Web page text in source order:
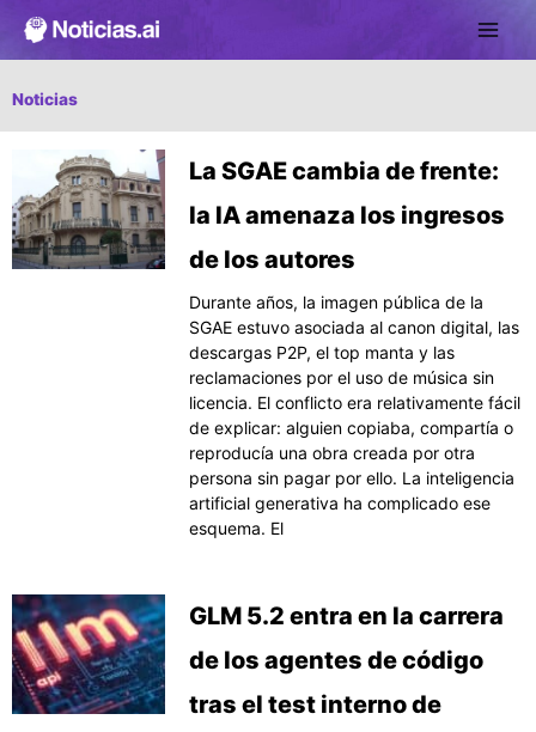
Noticias
La SGAE cambia de frente:
la IA amenaza los ingresos
de los autores
Durante años, la imagen pública de la
SGAE estuvo asociada al canon digital, las
descargas P2P, el top manta y las
reclamaciones por el uso de música sin
licencia. El conflicto era relativamente fácil
de explicar: alguien copiaba, compartía o
reproducía una obra creada por otra
persona sin pagar por ello. La inteligencia
artificial generativa ha complicado ese
esquema. El
GLM 5.2 entra en la carrera
de los agentes de código
tras el test interno de
PáginaPáginaPáginaPáginaPágina